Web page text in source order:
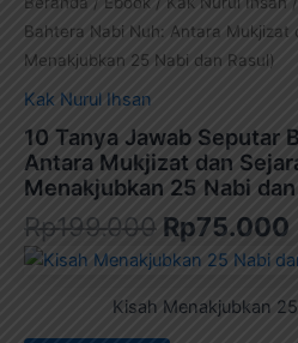
Bahtera Nabi Nuh: Antara Mukjizat
Menakjubkan 25 Nabi dan Rasul)
Kak Nurul Ihsan
10 Tanya Jawab Seputar
Antara Mukjizat dan
Menakjubkan 25 Nabi
Rp199.000 Rp75.000
Kisah Menakjubkan